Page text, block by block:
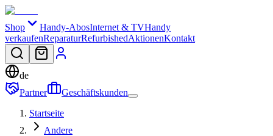
Shop Handy-AbosInternet & TVHandy
verkaufenReparaturRefurbishedAktionenKontakt
de
Partner
Geschäftskunden
Startseite
Andere